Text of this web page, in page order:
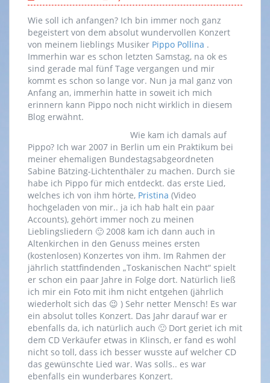
Wie soll ich anfangen? Ich bin immer noch ganz
begeistert von dem absolut wundervollen Konzert
von meinem lieblings Musiker Pippo Pollina .
Immerhin war es schon letzten Samstag, na ok es
sind gerade mal fünf Tage vergangen und mir
kommt es schon so lange vor. Nun ja mal ganz von
Anfang an, immerhin hatte in soweit ich mich
erinnern kann Pippo noch nicht wirklich in diesem
Blog erwähnt.
Wie kam ich damals auf
Pippo? Ich war 2007 in Berlin um ein Praktikum bei
meiner ehemaligen Bundestagsabgeordneten
Sabine Bätzing-Lichtenthäler zu machen. Durch sie
habe ich Pippo für mich entdeckt. das erste Lied,
welches ich von ihm hörte, Pristina (Video
hochgeladen von mir.. ja ich hab halt ein paar
Accounts), gehört immer noch zu meinen
Lieblingsliedern 🙂 2008 kam ich dann auch in
Altenkirchen in den Genuss meines ersten
(kostenlosen) Konzertes von ihm. Im Rahmen der
jährlich stattfindenden „Toskanischen Nacht“ spielt
er schon ein paar Jahre in Folge dort. Natürlich ließ
ich mir ein Foto mit ihm nicht entgehen (jährlich
wiederholt sich das 😉 ) Sehr netter Mensch! Es war
ein absolut tolles Konzert. Das Jahr darauf war er
ebenfalls da, ich natürlich auch 🙂 Dort geriet ich mit
dem CD Verkäufer etwas in Klinsch, er fand es wohl
nicht so toll, dass ich besser wusste auf welcher CD
das gewünschte Lied war. Was solls.. es war
ebenfalls ein wunderbares Konzert.